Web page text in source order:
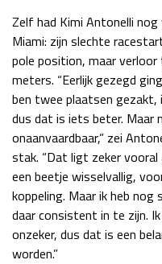
Zelf had Kimi Antonelli
Miami: zijn slechte
pole position, maar
meters. “Eerlijk gezegd
ben twee plaatsen gezakt,
dus dat is iets beter. Maar
onaanvaardbaar,” zei
stak. “Dat ligt zeker
een beetje wisselvallig,
koppeling. Maar ik heb
daar consistent in te zijn.
onzeker, dus dat is een
worden.”